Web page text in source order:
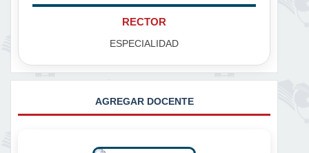
RECTOR
ESPECIALIDAD
AGREGAR DOCENTE